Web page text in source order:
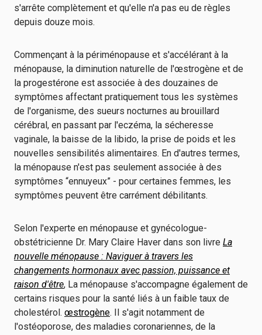
s'arrête complètement et qu'elle n'a pas eu de règles
depuis douze mois.
Commençant à la périménopause et s'accélérant à la
ménopause, la diminution naturelle de l'œstrogène et de
la progestérone est associée à des douzaines de
symptômes affectant pratiquement tous les systèmes
de l'organisme, des sueurs nocturnes au brouillard
cérébral, en passant par l'eczéma, la sécheresse
vaginale, la baisse de la libido, la prise de poids et les
nouvelles sensibilités alimentaires. En d'autres termes,
la ménopause n'est pas seulement associée à des
symptômes “ennuyeux” - pour certaines femmes, les
symptômes peuvent être carrément débilitants.
Selon l'experte en ménopause et gynécologue-
obstétricienne Dr. Mary Claire Haver dans son livre La
nouvelle ménopause : Naviguer à travers les
changements hormonaux avec passion, puissance et
raison d'être, La ménopause s'accompagne également de
certains risques pour la santé liés à un faible taux de
cholestérol. œstrogène. Il s'agit notamment de
l'ostéoporose, des maladies coronariennes, de la